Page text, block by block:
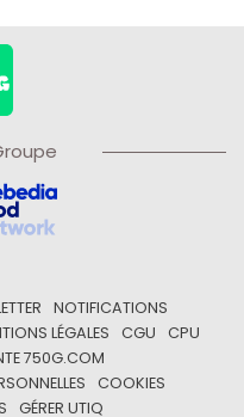
NOTIFICATIONS
LÉGALES CGU
CPU
750G.COM
COOKIES
GÉRER UTIQ